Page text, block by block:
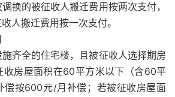
换的被征收人搬迁费用按两次支付，
人搬迁费用按一次支付。
齐全的住宅楼，且被征收人选择期房
收房屋面积在60平方米以下（含60平
偿按600元/月补偿；若被征收房屋面